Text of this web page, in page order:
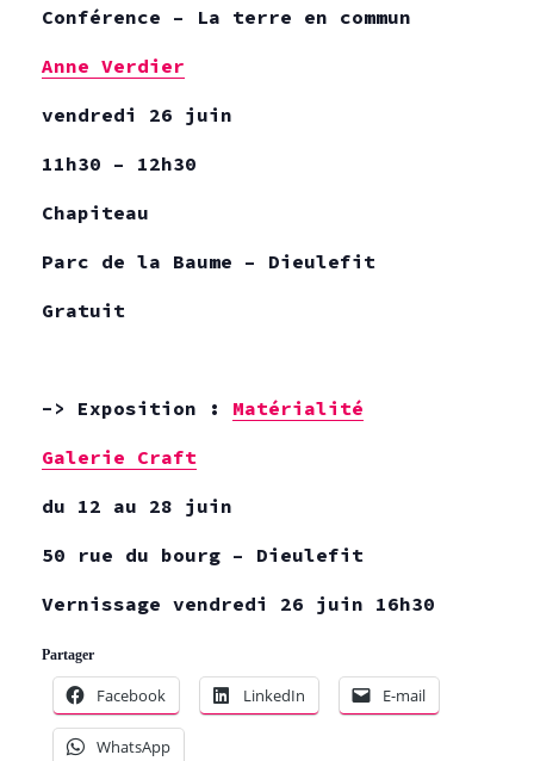
Conférence – La terre en commun
Anne Verdier
vendredi 26 juin
11h30 – 12h30
Chapiteau
Parc de la Baume – Dieulefit
Gratuit
-> Exposition : Matérialité
Galerie Craft
du 12 au 28 juin
50 rue du bourg – Dieulefit
Vernissage vendredi 26 juin 16h30
Partager
Facebook LinkedIn E-mail
WhatsApp